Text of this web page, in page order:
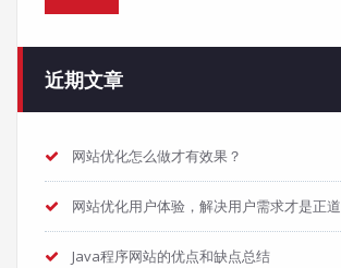
近期文章
网站优化怎么做才有效果？
网站优化用户体验，解决用户需求才是正道
Java程序网站的优点和缺点总结